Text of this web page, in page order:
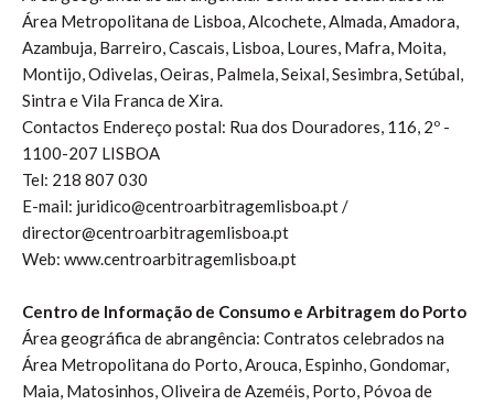
Área Metropolitana de Lisboa, Alcochete, Almada, Amadora,
Azambuja, Barreiro, Cascais, Lisboa, Loures, Mafra, Moita,
Montijo, Odivelas, Oeiras, Palmela, Seixal, Sesimbra, Setúbal,
Sintra e Vila Franca de Xira.
Contactos Endereço postal: Rua dos Douradores, 116, 2º -
1100-207 LISBOA
Tel: 218 807 030
E-mail: juridico@centroarbitragemlisboa.pt /
director@centroarbitragemlisboa.pt
Web: www.centroarbitragemlisboa.pt
Centro de Informação de Consumo e Arbitragem do Porto
Área geográfica de abrangência: Contratos celebrados na
Área Metropolitana do Porto, Arouca, Espinho, Gondomar,
Maia, Matosinhos, Oliveira de Azeméis, Porto, Póvoa de